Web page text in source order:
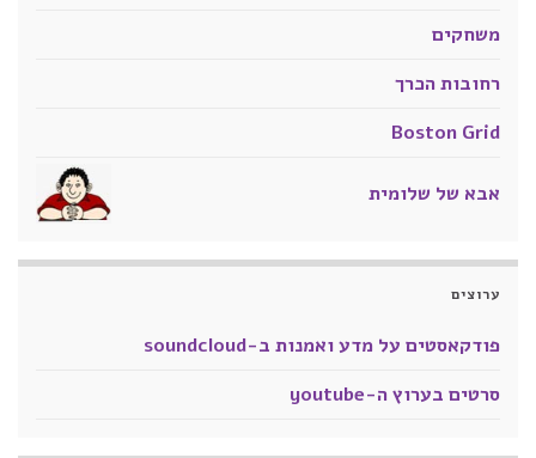
משחקים
רחובות הכרך
Boston Grid
אבא של שלומית
ערוצים
פודקאסטים על מדע ואמנות ב-soundcloud
סרטים בערוץ ה-youtube